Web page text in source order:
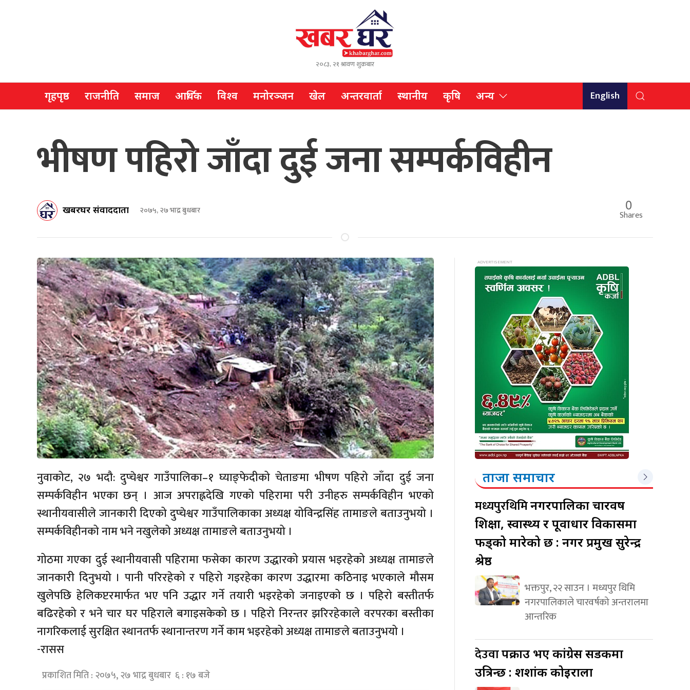
२०८३, २१ श्रावण शुक्रबार
गृहपृष्ठ राजनीति समाज आर्थिक विश्व मनोरञ्जन खेल अन्तरवार्ता स्थानीय कृषि अन्य English
भीषण पहिरो जाँदा दुई जना सम्पर्कविहीन
खबरघर संवाददाता २०७५, २७ भाद्र बुधबार 0
Shares
नुवाकोट, २७ भदौ: दुप्चेश्वर गाउँपालिका–१ घ्याङ्फेदीको चेताङमा भीषण पहिरो जाँदा दुई जना
सम्पर्कविहीन भएका छन् । आज अपराह्नदेखि गएको पहिरामा परी उनीहरु सम्पर्कविहीन भएको
स्थानीयवासीले जानकारी दिएको दुप्चेश्वर गाउँपालिकाका अध्यक्ष योविन्द्रसिंह तामाङले बताउनुभयो ।
सम्पर्कविहीनको नाम भने नखुलेको अध्यक्ष तामाङले बताउनुभयो ।
गोठमा गएका दुई स्थानीयवासी पहिरामा फसेका कारण उद्धारको प्रयास भइरहेको अध्यक्ष तामाङले
जानकारी दिनुभयो । पानी परिरहेको र पहिरो गइरहेका कारण उद्धारमा कठिनाइ भएकाले मौसम
खुलेपछि हेलिकप्टरमार्फत भए पनि उद्धार गर्ने तयारी भइरहेको जनाइएको छ । पहिरो बस्तीतर्फ
बढिरहेको र भने चार घर पहिराले बगाइसकेको छ । पहिरो निरन्तर झरिरहेकाले वरपरका बस्तीका
नागरिकलाई सुरक्षित स्थानतर्फ स्थानान्तरण गर्ने काम भइरहेको अध्यक्ष तामाङले बताउनुभयो ।
-रासस
प्रकाशित मिति : २०७५, २७ भाद्र बुधबार ६ : १७ बजे
ताजा समाचार
मध्यपुरथिमिनगरपालिका चारवर्ष
शिक्षा, स्वास्थ्य र पूर्वाधार विकासमा
फड्को मारेको छ : नगर प्रमुख सुरेन्द्र
श्रेष्ठ
भक्तपुर, २२ साउन । मध्यपुर थिमि
नगरपालिकाले चारवर्षको अन्तरालमा
आन्तरिक
देउवापक्राउ भए कांग्रेस सडकमा
उत्रिन्छ : शशांक कोइराला